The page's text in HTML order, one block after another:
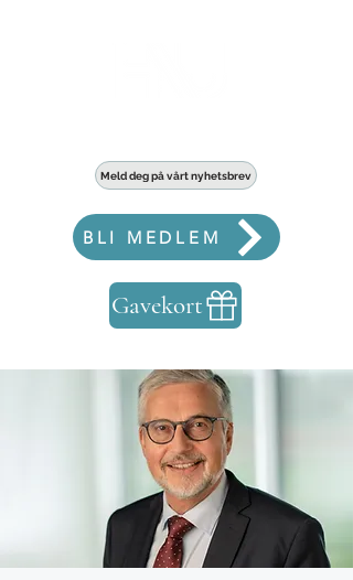
Meld deg på vårt nyhetsbrev
BLI MEDLEM
Gavekort